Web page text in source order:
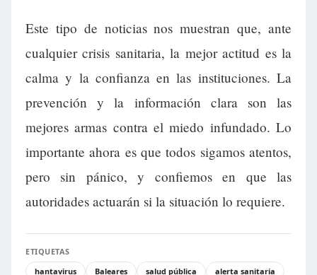
Este tipo de noticias nos muestran que, ante
cualquier crisis sanitaria, la mejor actitud es la
calma y la confianza en las instituciones. La
prevención y la información clara son las
mejores armas contra el miedo infundado. Lo
importante ahora es que todos sigamos atentos,
pero sin pánico, y confiemos en que las
autoridades actuarán si la situación lo requiere.
ETIQUETAS
hantavirus
Baleares salud pública
alerta sanitaria